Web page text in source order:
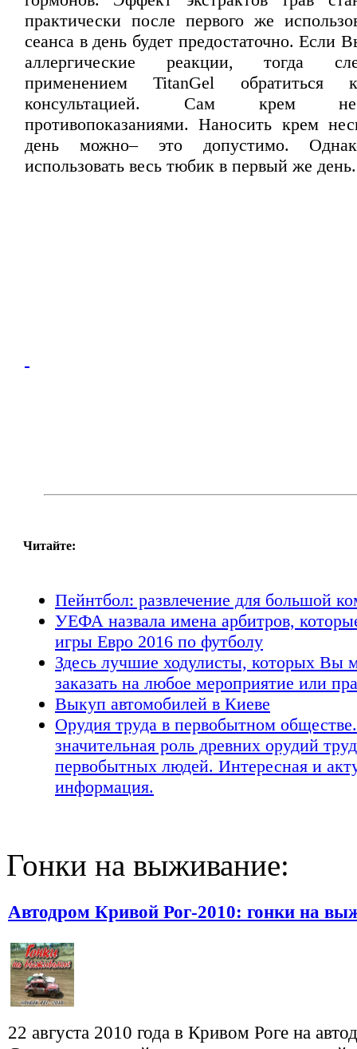
практически после первого же
сеанса в день будет предостаточно. Если
аллергические реакции, тогда
применениемTitanGel обратиться
консультацией. Сам крем не
противопоказаниями. Наносить крем
день можно– это допустимо.
использовать весь тюбик в первый же день.
Читайте:
Пейнтбол: развлечение для большой
УЕФА назвала имена арбитров,
игры Евро 2016 по футболу
Здесь лучшие ходулисты, которых Вы
заказать на любое мероприятие или
Выкуп автомобилей в Киеве
Орудия труда в первобытном
значительная роль древних орудий
первобытных людей. Интересная и
информация.
Гонки на выживание:
Автодром Кривой Рог-2010: гонки на
22 августа 2010 года в Кривом Роге на